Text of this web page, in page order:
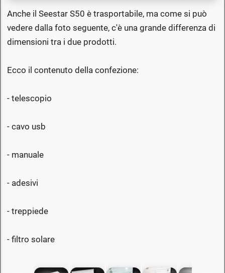
Anche il Seestar S50 è trasportabile, ma come si può
vedere dalla foto seguente, c'è una grande differenza di
dimensioni tra i due prodotti.
Ecco il contenuto della confezione:
- telescopio
- cavo usb
- manuale
- adesivi
- treppiede
- filtro solare